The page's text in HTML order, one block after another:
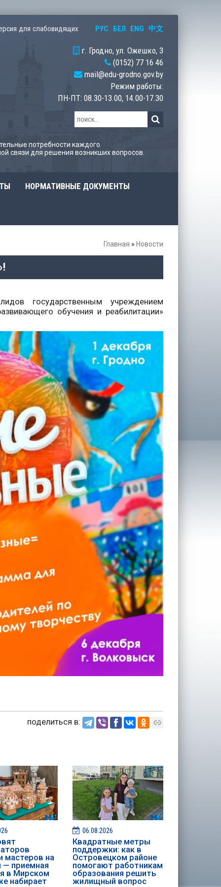
для слабовидящих РУС БЕЛ ENG 中文
г. Гродно, ул. Ожешко, 3
(0152) 77 16 46
mail@edu-grodno.gov.by
Режим работы:
ПН-ПТ: 08.30-13.00, 14.00-17.30
потребности каждого.
связи для решения возникших вопросов.
НОРМАТИВНЫЕ ДОКУМЕНТЫ
Главная » Новости
государственным учреждением
обучения и реабилитации»
поделиться в:
мастеров на
— приемная
в Мирском
набирает
06.08.2026
Квадратные метры
поддержки: как в
Островецком районе
помогают работникам
образования решить
жилищный вопрос